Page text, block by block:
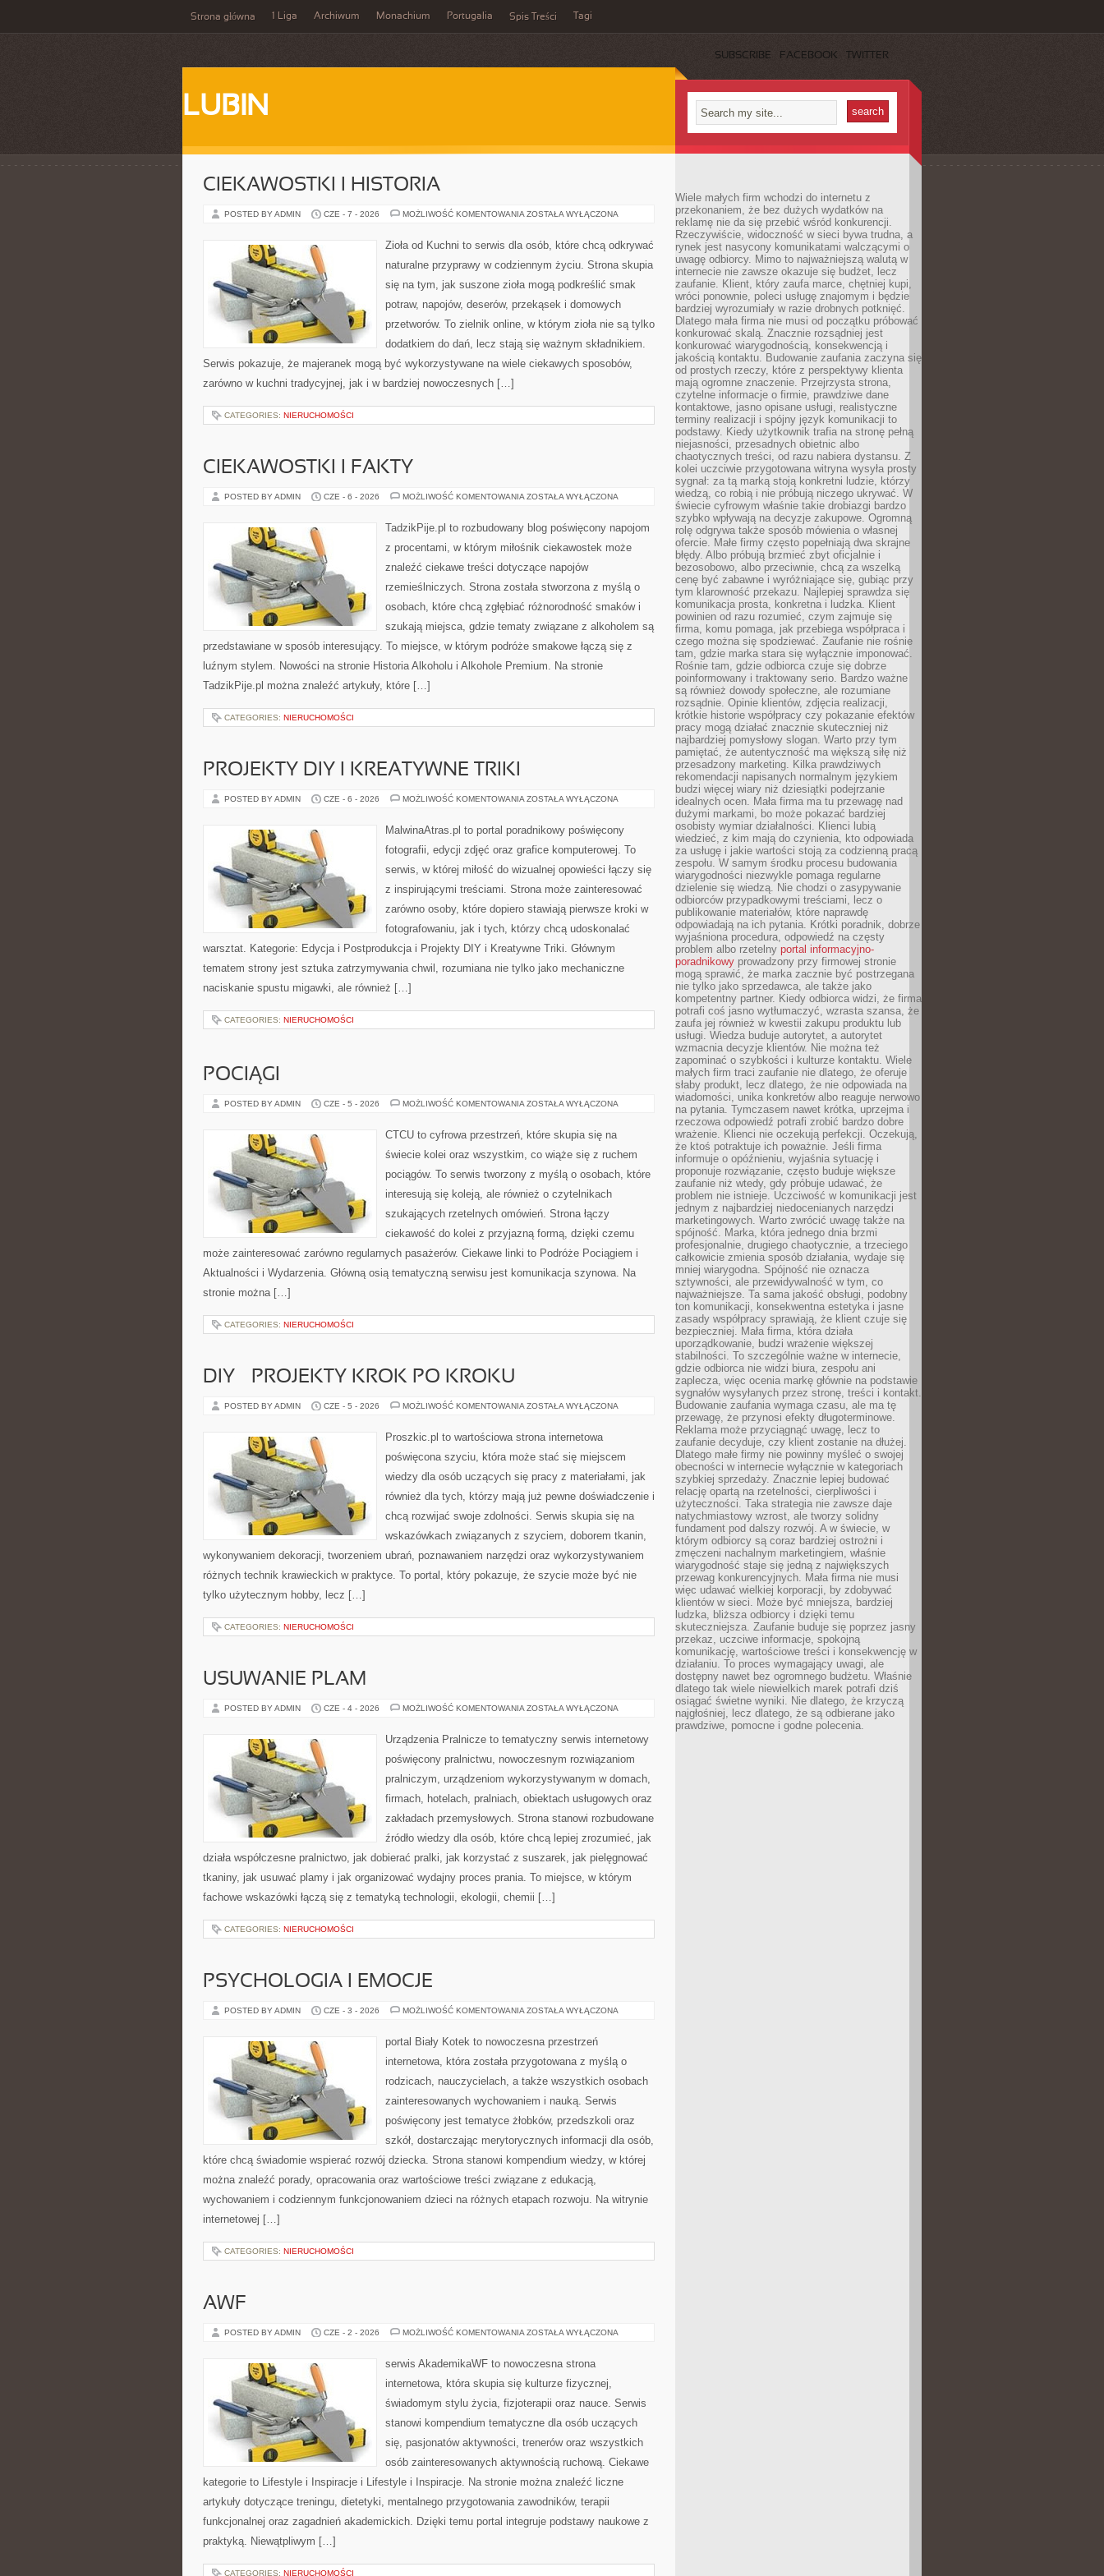
Strona główna 1 Liga Archiwum Monachium Portugalia Spis Treści Tagi
SUBSCRIBE FACEBOOK TWITTER
LUBIN
CIEKAWOSTKI I HISTORIA
POSTED BY ADMIN CZE - 7 - 2026 MOŻLIWOŚĆ KOMENTOWANIA CIEKAWOSTKI
ZOSTAŁA WYŁĄCZONA
Zioła od Kuchni to serwis dla osób, które chcą odkrywać
naturalne przyprawy w codziennym życiu. Strona skupia
się na tym, jak suszone zioła mogą podkreślić smak
potraw, napojów, deserów, przekąsek i domowych
przetworów. To zielnik online, w którym zioła nie są tylko
dodatkiem do dań, lecz stają się ważnym składnikiem.
Serwis pokazuje, że majeranek mogą być wykorzystywane na wiele ciekawych sposobów,
zarówno w kuchni tradycyjnej, jak i w bardziej nowoczesnych […]
CATEGORIES: NIERUCHOMOŚCI
CIEKAWOSTKI I FAKTY
POSTED BY ADMIN CZE - 6 - 2026 MOŻLIWOŚĆ KOMENTOWANIA CIEKAWOSTKI
ZOSTAŁA WYŁĄCZONA
TadzikPije.pl to rozbudowany blog poświęcony napojom
z procentami, w którym miłośnik ciekawostek może
znaleźć ciekawe treści dotyczące napojów
rzemieślniczych. Strona została stworzona z myślą o
osobach, które chcą zgłębiać różnorodność smaków i
szukają miejsca, gdzie tematy związane z alkoholem są
przedstawiane w sposób interesujący. To miejsce, w którym podróże smakowe łączą się z
luźnym stylem. Nowości na stronie Historia Alkoholu i Alkohole Premium. Na stronie
TadzikPije.pl można znaleźć artykuły, które […]
CATEGORIES: NIERUCHOMOŚCI
PROJEKTY DIY I KREATYWNE TRIKI
POSTED BY ADMIN CZE - 6 - 2026 MOŻLIWOŚĆ KOMENTOWANIA PROJEKTY
KREATYWNE
TRIKI
ZOSTAŁA WYŁĄCZONA
MalwinaAtras.pl to portal poradnikowy poświęcony
fotografii, edycji zdjęć oraz grafice komputerowej. To
serwis, w której miłość do wizualnej opowieści łączy się
z inspirującymi treściami. Strona może zainteresować
zarówno osoby, które dopiero stawiają pierwsze kroki w
fotografowaniu, jak i tych, którzy chcą udoskonalać
warsztat. Kategorie: Edycja i Postprodukcja i Projekty DIY i Kreatywne Triki. Głównym
tematem strony jest sztuka zatrzymywania chwil, rozumiana nie tylko jako mechaniczne
naciskanie spustu migawki, ale również […]
CATEGORIES: NIERUCHOMOŚCI
POCIĄGI
POSTED BY ADMIN CZE - 5 - 2026 MOŻLIWOŚĆ KOMENTOWANIA POCIĄGI
ZOSTAŁA WYŁĄCZONA
CTCU to cyfrowa przestrzeń, które skupia się na
świecie kolei oraz wszystkim, co wiąże się z ruchem
pociągów. To serwis tworzony z myślą o osobach, które
interesują się koleją, ale również o czytelnikach
szukających rzetelnych omówień. Strona łączy
ciekawość do kolei z przyjazną formą, dzięki czemu
może zainteresować zarówno regularnych pasażerów. Ciekawe linki to Podróże Pociągiem i
Aktualności i Wydarzenia. Główną osią tematyczną serwisu jest komunikacja szynowa. Na
stronie można […]
CATEGORIES: NIERUCHOMOŚCI
DIY – PROJEKTY KROK PO KROKU
POSTED BY ADMIN CZE - 5 - 2026 MOŻLIWOŚĆ KOMENTOWANIA DIY
PO
ZOSTAŁA WYŁĄCZONA
Proszkic.pl to wartościowa strona internetowa
poświęcona szyciu, która może stać się miejscem
wiedzy dla osób uczących się pracy z materiałami, jak
również dla tych, którzy mają już pewne doświadczenie i
chcą rozwijać swoje zdolności. Serwis skupia się na
wskazówkach związanych z szyciem, doborem tkanin,
wykonywaniem dekoracji, tworzeniem ubrań, poznawaniem narzędzi oraz wykorzystywaniem
różnych technik krawieckich w praktyce. To portal, który pokazuje, że szycie może być nie
tylko użytecznym hobby, lecz […]
CATEGORIES: NIERUCHOMOŚCI
USUWANIE PLAM
POSTED BY ADMIN CZE - 4 - 2026 MOŻLIWOŚĆ KOMENTOWANIA USUWANIE
ZOSTAŁA WYŁĄCZONA
Urządzenia Pralnicze to tematyczny serwis internetowy
poświęcony pralnictwu, nowoczesnym rozwiązaniom
pralniczym, urządzeniom wykorzystywanym w domach,
firmach, hotelach, pralniach, obiektach usługowych oraz
zakładach przemysłowych. Strona stanowi rozbudowane
źródło wiedzy dla osób, które chcą lepiej zrozumieć, jak
działa współczesne pralnictwo, jak dobierać pralki, jak korzystać z suszarek, jak pielęgnować
tkaniny, jak usuwać plamy i jak organizować wydajny proces prania. To miejsce, w którym
fachowe wskazówki łączą się z tematyką technologii, ekologii, chemii […]
CATEGORIES: NIERUCHOMOŚCI
PSYCHOLOGIA I EMOCJE
POSTED BY ADMIN CZE - 3 - 2026 MOŻLIWOŚĆ KOMENTOWANIA PSYCHOLOGIA
ZOSTAŁA WYŁĄCZONA
portal Biały Kotek to nowoczesna przestrzeń
internetowa, która została przygotowana z myślą o
rodzicach, nauczycielach, a także wszystkich osobach
zainteresowanych wychowaniem i nauką. Serwis
poświęcony jest tematyce żłobków, przedszkoli oraz
szkół, dostarczając merytorycznych informacji dla osób,
które chcą świadomie wspierać rozwój dziecka. Strona stanowi kompendium wiedzy, w której
można znaleźć porady, opracowania oraz wartościowe treści związane z edukacją,
wychowaniem i codziennym funkcjonowaniem dzieci na różnych etapach rozwoju. Na witrynie
internetowej […]
CATEGORIES: NIERUCHOMOŚCI
AWF
POSTED BY ADMIN CZE - 2 - 2026 MOŻLIWOŚĆ KOMENTOWANIA AWF
ZOSTAŁA WYŁĄCZONA
serwis AkademikaWF to nowoczesna strona
internetowa, która skupia się kulturze fizycznej,
świadomym stylu życia, fizjoterapii oraz nauce. Serwis
stanowi kompendium tematyczne dla osób uczących
się, pasjonatów aktywności, trenerów oraz wszystkich
osób zainteresowanych aktywnością ruchową. Ciekawe
kategorie to Lifestyle i Inspiracje i Lifestyle i Inspiracje. Na stronie można znaleźć liczne
artykuły dotyczące treningu, dietetyki, mentalnego przygotowania zawodników, terapii
funkcjonalnej oraz zagadnień akademickich. Dzięki temu portal integruje podstawy naukowe z
praktyką. Niewątpliwym […]
CATEGORIES: NIERUCHOMOŚCI
Wiele małych firm wchodzi do internetu z
przekonaniem, że bez dużych wydatków na
reklamę nie da się przebić wśród konkurencji.
Rzeczywiście, widoczność w sieci bywa trudna, a
rynek jest nasycony komunikatami walczącymi o
uwagę odbiorcy. Mimo to najważniejszą walutą w
internecie nie zawsze okazuje się budżet, lecz
zaufanie. Klient, który zaufa marce, chętniej kupi,
wróci ponownie, poleci usługę znajomym i będzie
bardziej wyrozumiały w razie drobnych potknięć.
Dlatego mała firma nie musi od początku próbować
konkurować skalą. Znacznie rozsądniej jest
konkurować wiarygodnością, konsekwencją i
jakością kontaktu. Budowanie zaufania zaczyna się
od prostych rzeczy, które z perspektywy klienta
mają ogromne znaczenie. Przejrzysta strona,
czytelne informacje o firmie, prawdziwe dane
kontaktowe, jasno opisane usługi, realistyczne
terminy realizacji i spójny język komunikacji to
podstawy. Kiedy użytkownik trafia na stronę pełną
niejasności, przesadnych obietnic albo
chaotycznych treści, od razu nabiera dystansu. Z
kolei uczciwie przygotowana witryna wysyła prosty
sygnał: za tą marką stoją konkretni ludzie, którzy
wiedzą, co robią i nie próbują niczego ukrywać. W
świecie cyfrowym właśnie takie drobiazgi bardzo
szybko wpływają na decyzje zakupowe. Ogromną
rolę odgrywa także sposób mówienia o własnej
ofercie. Małe firmy często popełniają dwa skrajne
błędy. Albo próbują brzmieć zbyt oficjalnie i
bezosobowo, albo przeciwnie, chcą za wszelką
cenę być zabawne i wyróżniające się, gubiąc przy
tym klarowność przekazu. Najlepiej sprawdza się
komunikacja prosta, konkretna i ludzka. Klient
powinien od razu rozumieć, czym zajmuje się
firma, komu pomaga, jak przebiega współpraca i
czego można się spodziewać. Zaufanie nie rośnie
tam, gdzie marka stara się wyłącznie imponować.
Rośnie tam, gdzie odbiorca czuje się dobrze
poinformowany i traktowany serio. Bardzo ważne
są również dowody społeczne, ale rozumiane
rozsądnie. Opinie klientów, zdjęcia realizacji,
krótkie historie współpracy czy pokazanie efektów
pracy mogą działać znacznie skuteczniej niż
najbardziej pomysłowy slogan. Warto przy tym
pamiętać, że autentyczność ma większą siłę niż
przesadzony marketing. Kilka prawdziwych
rekomendacji napisanych normalnym językiem
budzi więcej wiary niż dziesiątki podejrzanie
idealnych ocen. Mała firma ma tu przewagę nad
dużymi markami, bo może pokazać bardziej
osobisty wymiar działalności. Klienci lubią
wiedzieć, z kim mają do czynienia, kto odpowiada
za usługę i jakie wartości stoją za codzienną pracą
zespołu. W samym środku procesu budowania
wiarygodności niezwykle pomaga regularne
dzielenie się wiedzą. Nie chodzi o zasypywanie
odbiorców przypadkowymi treściami, lecz o
publikowanie materiałów, które naprawdę
odpowiadają na ich pytania. Krótki poradnik, dobrze
wyjaśniona procedura, odpowiedź na częsty
problem albo rzetelny portal informacyjno-
poradnikowy prowadzony przy firmowej stronie
mogą sprawić, że marka zacznie być postrzegana
nie tylko jako sprzedawca, ale także jako
kompetentny partner. Kiedy odbiorca widzi, że firma
potrafi coś jasno wytłumaczyć, wzrasta szansa, że
zaufa jej również w kwestii zakupu produktu lub
usługi. Wiedza buduje autorytet, a autorytet
wzmacnia decyzje klientów. Nie można też
zapominać o szybkości i kulturze kontaktu. Wiele
małych firm traci zaufanie nie dlatego, że oferuje
słaby produkt, lecz dlatego, że nie odpowiada na
wiadomości, unika konkretów albo reaguje nerwowo
na pytania. Tymczasem nawet krótka, uprzejma i
rzeczowa odpowiedź potrafi zrobić bardzo dobre
wrażenie. Klienci nie oczekują perfekcji. Oczekują,
że ktoś potraktuje ich poważnie. Jeśli firma
informuje o opóźnieniu, wyjaśnia sytuację i
proponuje rozwiązanie, często buduje większe
zaufanie niż wtedy, gdy próbuje udawać, że
problem nie istnieje. Uczciwość w komunikacji jest
jednym z najbardziej niedocenianych narzędzi
marketingowych. Warto zwrócić uwagę także na
spójność. Marka, która jednego dnia brzmi
profesjonalnie, drugiego chaotycznie, a trzeciego
całkowicie zmienia sposób działania, wydaje się
mniej wiarygodna. Spójność nie oznacza
sztywności, ale przewidywalność w tym, co
najważniejsze. Ta sama jakość obsługi, podobny
ton komunikacji, konsekwentna estetyka i jasne
zasady współpracy sprawiają, że klient czuje się
bezpieczniej. Mała firma, która działa
uporządkowanie, budzi wrażenie większej
stabilności. To szczególnie ważne w internecie,
gdzie odbiorca nie widzi biura, zespołu ani
zaplecza, więc ocenia markę głównie na podstawie
sygnałów wysyłanych przez stronę, treści i kontakt.
Budowanie zaufania wymaga czasu, ale ma tę
przewagę, że przynosi efekty długoterminowe.
Reklama może przyciągnąć uwagę, lecz to
zaufanie decyduje, czy klient zostanie na dłużej.
Dlatego małe firmy nie powinny myśleć o swojej
obecności w internecie wyłącznie w kategoriach
szybkiej sprzedaży. Znacznie lepiej budować
relację opartą na rzetelności, cierpliwości i
użyteczności. Taka strategia nie zawsze daje
natychmiastowy wzrost, ale tworzy solidny
fundament pod dalszy rozwój. A w świecie, w
którym odbiorcy są coraz bardziej ostrożni i
zmęczeni nachalnym marketingiem, właśnie
wiarygodność staje się jedną z największych
przewag konkurencyjnych. Mała firma nie musi
więc udawać wielkiej korporacji, by zdobywać
klientów w sieci. Może być mniejsza, bardziej
ludzka, bliższa odbiorcy i dzięki temu
skuteczniejsza. Zaufanie buduje się poprzez jasny
przekaz, uczciwe informacje, spokojną
komunikację, wartościowe treści i konsekwencję w
działaniu. To proces wymagający uwagi, ale
dostępny nawet bez ogromnego budżetu. Właśnie
dlatego tak wiele niewielkich marek potrafi dziś
osiągać świetne wyniki. Nie dlatego, że krzyczą
najgłośniej, lecz dlatego, że są odbierane jako
prawdziwe, pomocne i godne polecenia.